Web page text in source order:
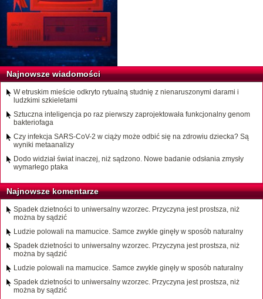
Najnowsze wiadomości
W etruskim mieście odkryto rytualną studnię z nienaruszonymi darami i
ludzkimi szkieletami
Sztuczna inteligencja po raz pierwszy zaprojektowała funkcjonalny genom
bakteriofaga
Czy infekcja SARS-CoV-2 w ciąży może odbić się na zdrowiu dziecka? Są
wyniki metaanalizy
Dodo widział świat inaczej, niż sądzono. Nowe badanie odsłania zmysły
wymarłego ptaka
Najnowsze komentarze
Spadek dzietności to uniwersalny wzorzec. Przyczyna jest prostsza, niż
można by sądzić
Ludzie polowali na mamucice. Samce zwykle ginęły w sposób naturalny
Spadek dzietności to uniwersalny wzorzec. Przyczyna jest prostsza, niż
można by sądzić
Ludzie polowali na mamucice. Samce zwykle ginęły w sposób naturalny
Spadek dzietności to uniwersalny wzorzec. Przyczyna jest prostsza, niż
można by sądzić